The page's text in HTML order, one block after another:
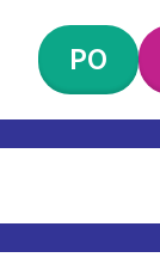
PO